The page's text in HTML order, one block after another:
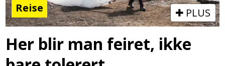
Reise PLUS
Her blir man feiret, ikke